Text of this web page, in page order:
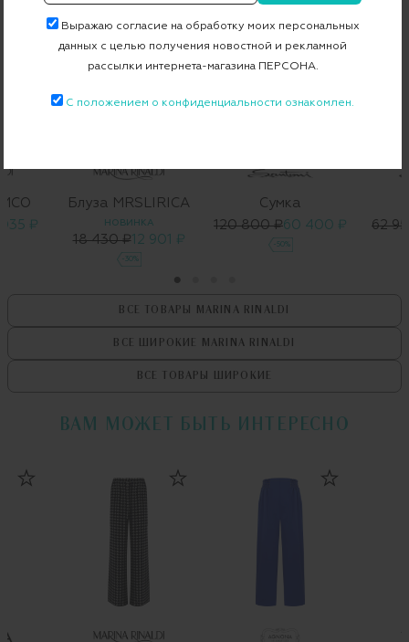
₽
Блуза MRSLIRICA
НОВИНКА
18 430 ₽12 901 ₽
-30%
Сумка
120 800 ₽60 400 ₽
-50%
62
ВСЕ ТОВАРЫ MARINA RINALDI
ВСЕ ШИРОКИЕ MARINA RINALDI
ВСЕ ТОВАРЫ ШИРОКИЕ
ВАМ МОЖЕТ БЫТЬ ИНТЕРЕСНО
Выражаю согласие на обработку моих персональных
данных с целью получения новостной и рекламной
рассылки интернета-магазина ПЕРСОНА.
С положением о конфиденциальности ознакомлен.